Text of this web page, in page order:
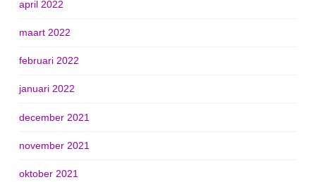
april 2022
maart 2022
februari 2022
januari 2022
december 2021
november 2021
oktober 2021